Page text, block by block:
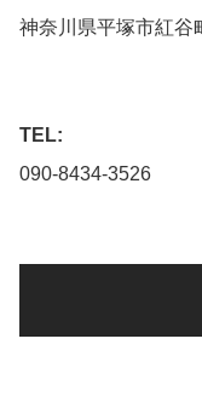
神奈川県平塚市紅谷
TEL:
090-8434-3526